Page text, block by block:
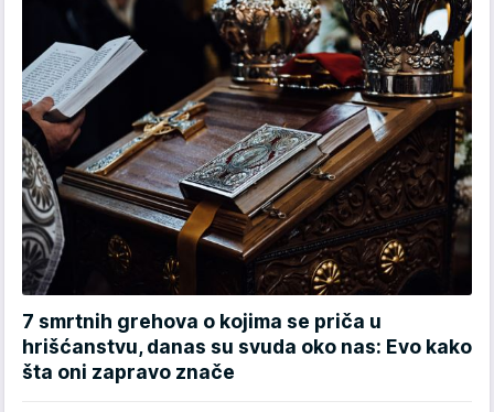
7 smrtnih grehova o kojima se priča u
hrišćanstvu, danas su svuda oko nas: Evo kako
šta oni zapravo znače